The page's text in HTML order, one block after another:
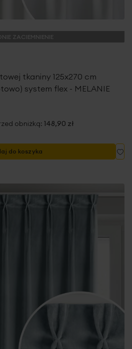
ZACIEMNIENIE
tkaniny 125x270 cm
system flex - MELANIE
obniżką: 148,90 zł
do koszyka